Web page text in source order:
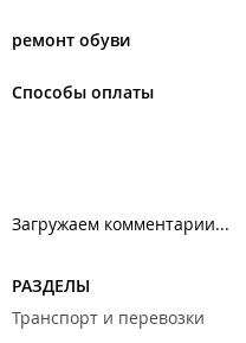
ремонт обуви
Способы оплаты
Загружаем комментарии...
РАЗДЕЛЫ
Транспорт и перевозки